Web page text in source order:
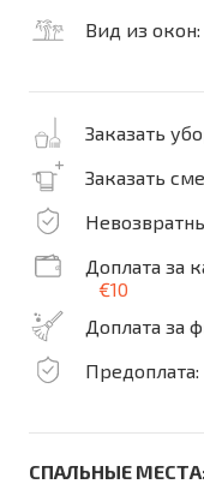
Вид из окон:
Заказать
Заказать
Доплата за
€10
Доплата за
Предоплата:
СПАЛЬНЫЕ